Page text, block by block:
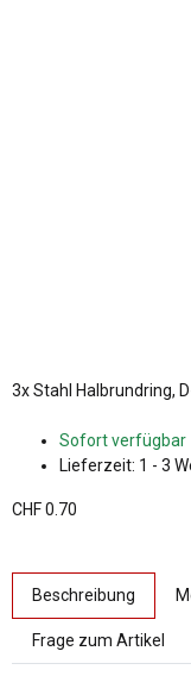
3xStahl Halbrundring,
Sofort verfügbar
Lieferzeit: 1 - 3
CHF 0.70
Beschreibung
Frage zum Artikel